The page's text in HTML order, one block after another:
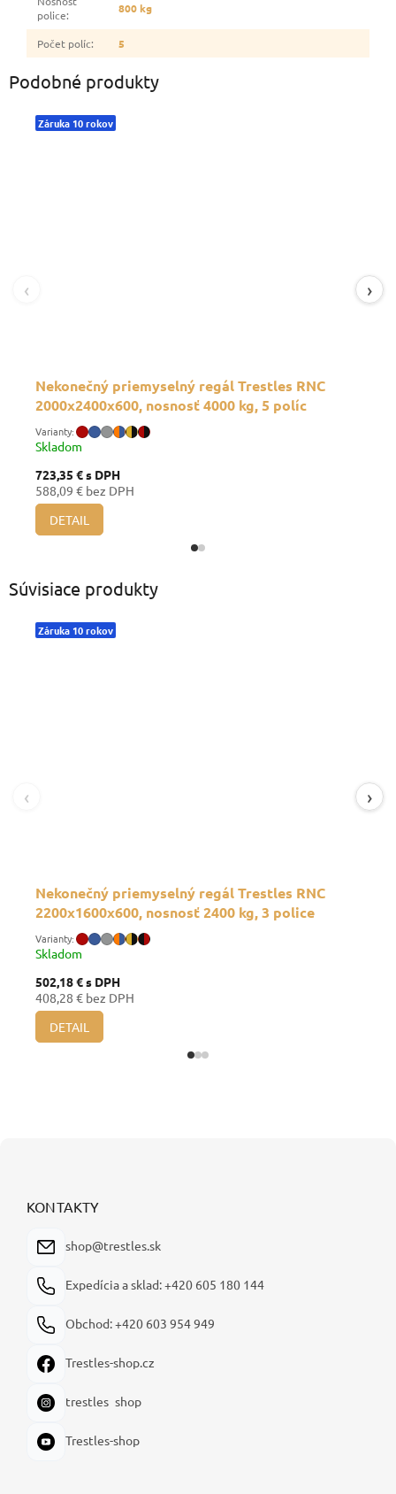
police: 800 kg
Počet políc: 5
Podobné produkty
Záruka 10 rokov
Nekonečný priemyselný regál Trestles RNC
2000x2400x600, nosnosť 4000 kg, 5 políc
Skladom
723,35 €s DPH
588,09 € bez DPH
DETAIL
‹ ›
Súvisiace produkty
Záruka 10 rokov
Nekonečný priemyselný regál Trestles RNC
2200x1600x600, nosnosť 2400 kg, 3 police
Skladom
502,18 €s DPH
408,28 € bez DPH
DETAIL
‹ ›
KONTAKTY
shop@trestles.sk
Expedícia a sklad: +420 605 180 144
Obchod: +420 603 954 949
Trestles-shop.cz
trestles_shop
Trestles-shop